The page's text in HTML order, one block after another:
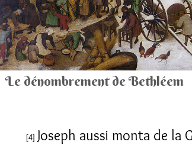
Le dénombrement de Bethléem
[4] Joseph aussi monta de la